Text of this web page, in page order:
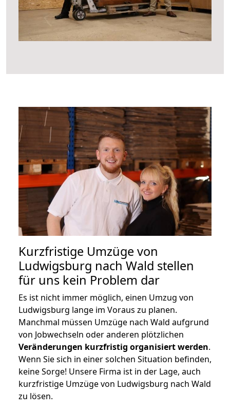
Kurzfristige Umzüge von
Ludwigsburg nach Wald stellen
für uns kein Problem dar
Es ist nicht immer möglich, einen Umzug von
Ludwigsburg lange im Voraus zu planen.
Manchmal müssen Umzüge nach Wald aufgrund
von Jobwechseln oder anderen plötzlichen
Veränderungen kurzfristig organisiert werden.
Wenn Sie sich in einer solchen Situation befinden,
keine Sorge! Unsere Firma ist in der Lage, auch
kurzfristige Umzüge von Ludwigsburg nach Wald
zu lösen.